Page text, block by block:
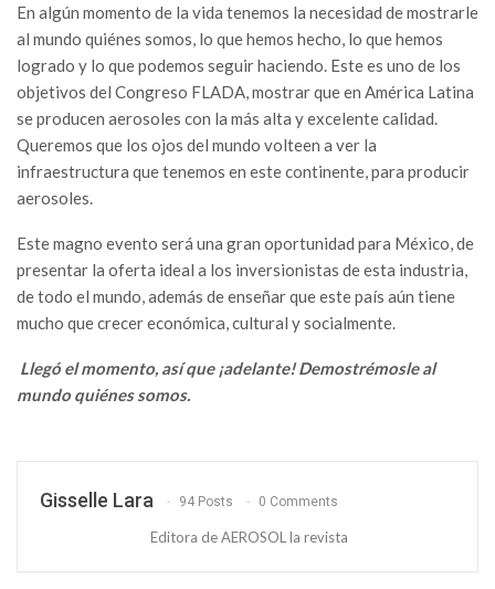
En algún momento de la vida tenemos la necesidad de mostrarle
al mundo quiénes somos, lo que hemos hecho, lo que hemos
logrado y lo que podemos seguir haciendo. Este es uno de los
objetivos del Congreso FLADA, mostrar que en América Latina
se producen aerosoles con la más alta y excelente calidad.
Queremos que los ojos del mundo volteen a ver la
infraestructura que tenemos en este continente, para producir
aerosoles.
Este magno evento será una gran oportunidad para México, de
presentar la oferta ideal a los inversionistas de esta industria,
de todo el mundo, además de enseñar que este país aún tiene
mucho que crecer económica, cultural y socialmente.
Llegó el momento, así que ¡adelante! Demostrémosle al
mundo quiénes somos.
Gisselle Lara 94 Posts 0 Comments
Editora de AEROSOL la revista